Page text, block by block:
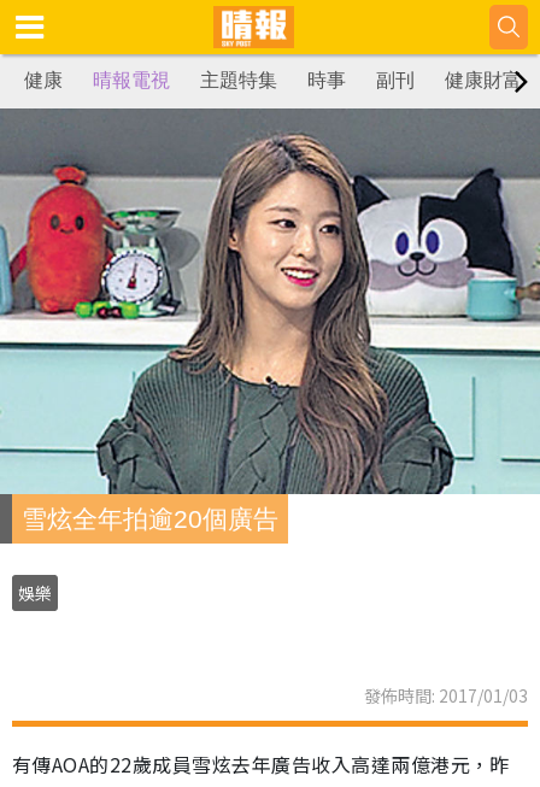
健康 晴報電視 主題特集 時事 副刊 健康財富
雪炫全年拍逾20個廣告
娛樂
發佈時間: 2017/01/03
有傳AOA的22歲成員雪炫去年廣告收入高達兩億港元，昨